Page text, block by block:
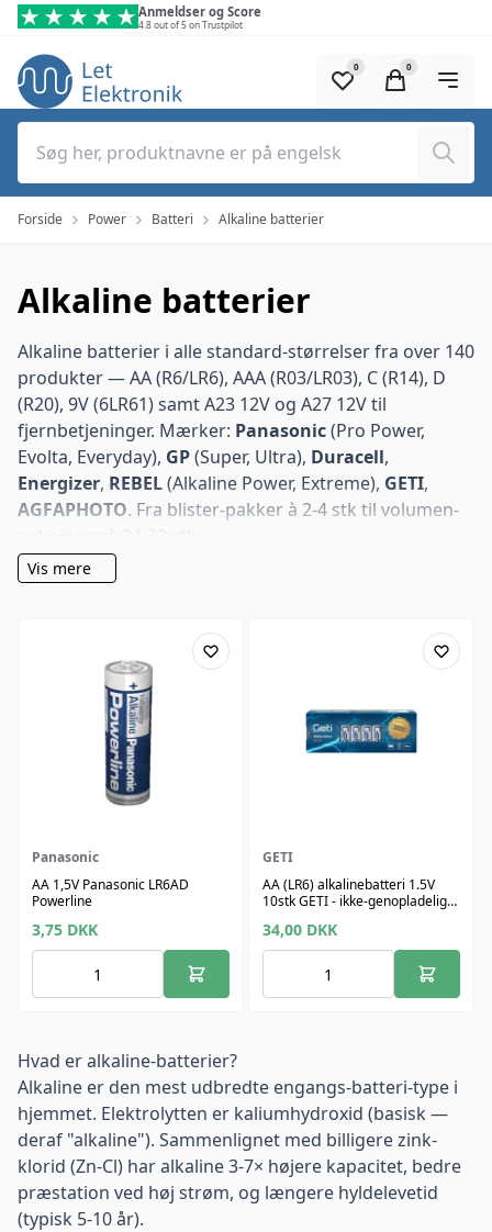
Spring til hovedindhold (tryk på Enter)
Anmeldser og Score
4.8 out of 5 on Trustpilot
Søg
0 0
Forside Power Batteri Alkaline batterier
Alkaline batterier
Alkaline batterier i alle standard-størrelser fra over 140
produkter —AA (R6/LR6), AAA (R03/LR03), C (R14), D
(R20), 9V (6LR61)samtA23 12V og A27 12Vtil
fjernbetjeninger. Mærker: Panasonic(Pro Power,
Evolta, Everyday), GP(Super, Ultra), Duracell,
Energizer, REBEL(Alkaline Power, Extreme), GETI,
AGFAPHOTO. Fra blister-pakker à 2-4 stk til volumen-
pakninger à 24-32 stk.
Vis mere
Panasonic
AA 1,5V Panasonic LR6AD
Powerline
3,75 DKK
GETI
AA (LR6) alkalinebatteri 1.5V
10stk GETI - ikke-genopladeligt,
anvendelser
34,00 DKK
Hvad er alkaline-batterier?
Alkaline er den mest udbredte engangs-batteri-type i
hjemmet. Elektrolytten er kaliumhydroxid (basisk —
deraf "alkaline"). Sammenlignet med billigere zink-
klorid (Zn-Cl) har alkaline 3-7× højere kapacitet, bedre
præstation ved høj strøm, og længere hyldelevetid
(typisk 5-10 år).